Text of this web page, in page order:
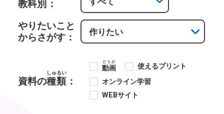
教科別 ：
やりたいこと
からさがす：
資料の種類
しゅるい
：
動画
どうが
使えるプリント
オンライン学習
WEBサイト